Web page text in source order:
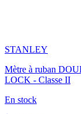
STANLEY
Mètre à ruban
LOCK - Classe II
En stock